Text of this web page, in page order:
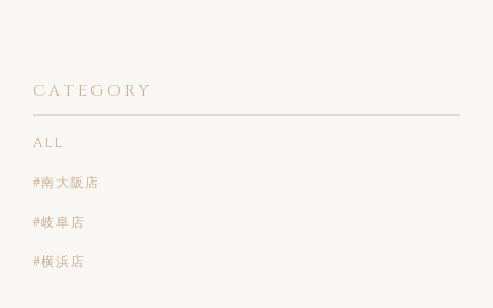
CATEGORY
ALL
#南大阪店
#岐阜店
#横浜店